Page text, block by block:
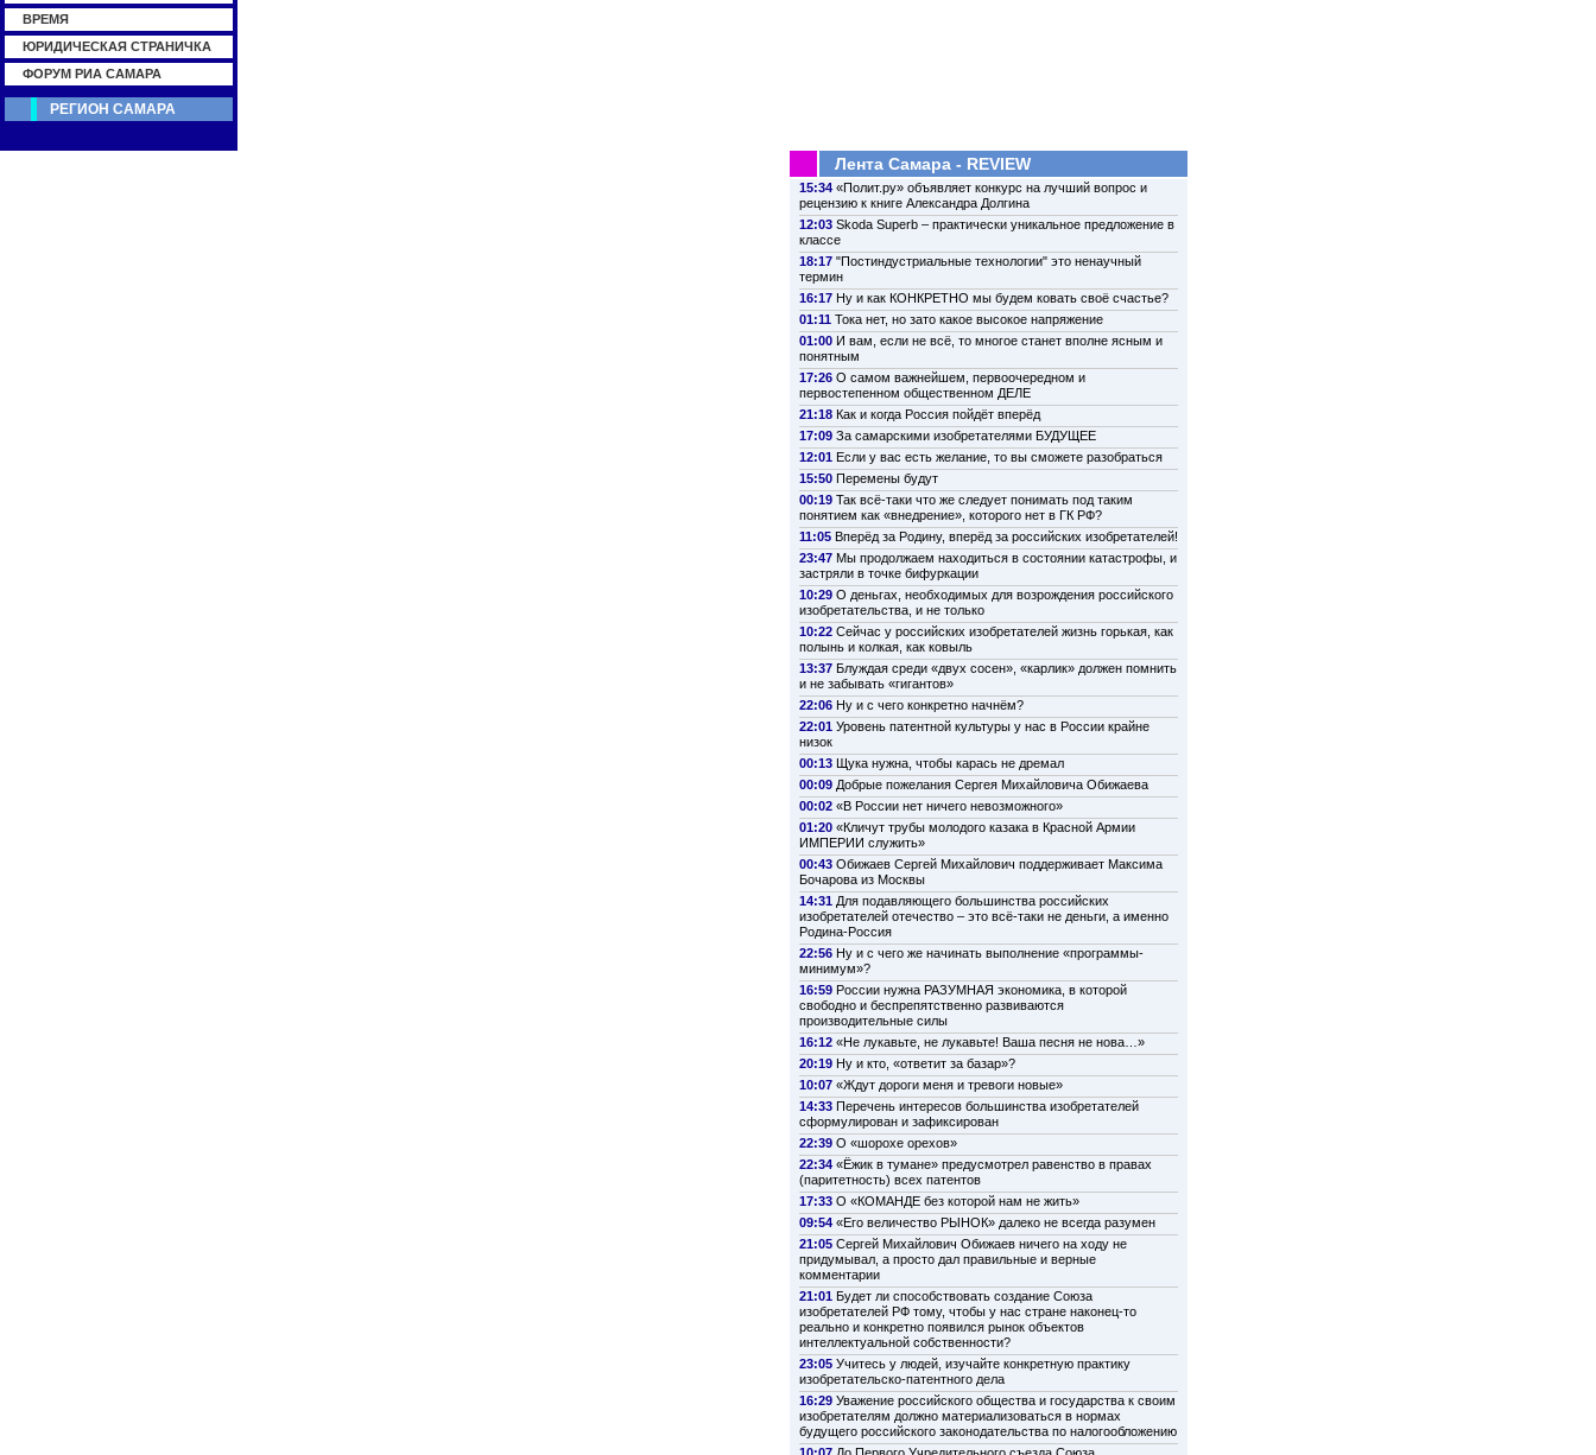
ВРЕМЯ
ЮРИДИЧЕСКАЯ СТРАНИЧКА
ФОРУМ РИА САМАРА
РЕГИОН САМАРА
Лента Самара - REVIEW
15:34 «Полит.ру» объявляет конкурс на лучший вопрос и
рецензию к книге Александра Долгина
12:03 Skoda Superb – практически уникальное предложение в
классе
18:17 "Постиндустриальные технологии" это ненаучный
термин
16:17 Ну и как КОНКРЕТНО мы будем ковать своё счастье?
01:11 Тока нет, но зато какое высокое напряжение
01:00 И вам, если не всё, то многое станет вполне ясным и
понятным
17:26 О самом важнейшем, первоочередном и
первостепенном общественном ДЕЛЕ
21:18 Как и когда Россия пойдёт вперёд
17:09 За самарскими изобретателями БУДУЩЕЕ
12:01 Если у вас есть желание, то вы сможете разобраться
15:50 Перемены будут
00:19 Так всё-таки что же следует понимать под таким
понятием как «внедрение», которого нет в ГК РФ?
11:05 Вперёд за Родину, вперёд за российских изобретателей!
23:47 Мы продолжаем находиться в состоянии катастрофы, и
застряли в точке бифуркации
10:29 О деньгах, необходимых для возрождения российского
изобретательства, и не только
10:22 Сейчас у российских изобретателей жизнь горькая, как
полынь и колкая, как ковыль
13:37 Блуждая среди «двух сосен», «карлик» должен помнить
и не забывать «гигантов»
22:06 Ну и с чего конкретно начнём?
22:01 Уровень патентной культуры у нас в России крайне
низок
00:13 Щука нужна, чтобы карась не дремал
00:09 Добрые пожелания Сергея Михайловича Обижаева
00:02 «В России нет ничего невозможного»
01:20 «Кличут трубы молодого казака в Красной Армии
ИМПЕРИИ служить»
00:43 Обижаев Сергей Михайлович поддерживает Максима
Бочарова из Москвы
14:31 Для подавляющего большинства российских
изобретателей отечество – это всё-таки не деньги, а именно
Родина-Россия
22:56 Ну и с чего же начинать выполнение «программы-
минимум»?
16:59 России нужна РАЗУМНАЯ экономика, в которой
свободно и беспрепятственно развиваются
производительные силы
16:12 «Не лукавьте, не лукавьте! Ваша песня не нова…»
20:19 Ну и кто, «ответит за базар»?
10:07 «Ждут дороги меня и тревоги новые»
14:33 Перечень интересов большинства изобретателей
сформулирован и зафиксирован
22:39 О «шорохе орехов»
22:34 «Ёжик в тумане» предусмотрел равенство в правах
(паритетность) всех патентов
17:33 О «КОМАНДЕ без которой нам не жить»
09:54 «Его величество РЫНОК» далеко не всегда разумен
21:05 Сергей Михайлович Обижаев ничего на ходу не
придумывал, а просто дал правильные и верные
комментарии
21:01 Будет ли способствовать создание Союза
изобретателей РФ тому, чтобы у нас стране наконец-то
реально и конкретно появился рынок объектов
интеллектуальной собственности?
23:05 Учитесь у людей, изучайте конкретную практику
изобретательско-патентного дела
16:29 Уважение российского общества и государства к своим
изобретателям должно материализоваться в нормах
будущего российского законодательства по налогообложению